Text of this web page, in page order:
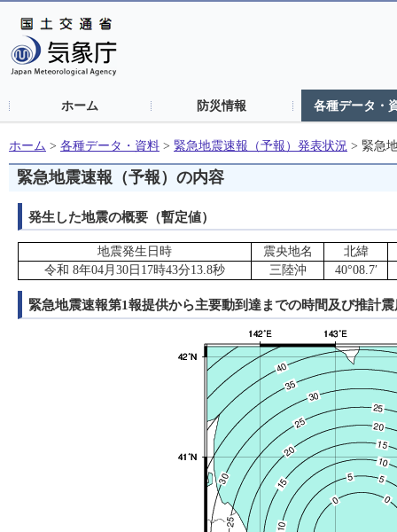
ホーム 防災情報 各種データ・
ホーム > 各種データ・資料 > 緊急地震速報（予報）発表状況 > 緊急
緊急地震速報（予報）の内容
発生した地震の概要（暫定値）
地震発生日時 震央地名
北緯
令和 8年04月30日17時43分13.8秒
三陸沖 40°08.7′
緊急地震速報第1報提供から主要動到達までの時間及び推計